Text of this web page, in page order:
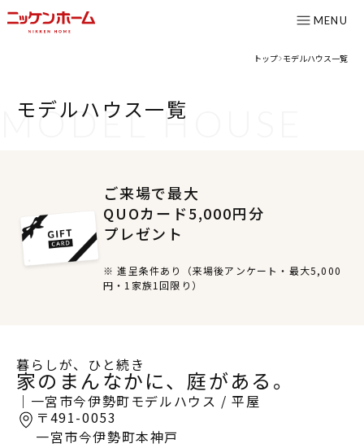
MENU
コンセプト
耐震/耐火性能
アフターメンテナンス
グレード紹介
こだわりのダイニング設計室
家づくりの流れ
INFORMATION
トップ モデルハウス一覧
モデルハウス一覧
MODEL HOUSE
ご来場で最大
QUOカード5,000円分
プレゼント
※ 進呈条件あり（来場後アンケート・最大5,000
円・1家族1回限り）
暮らしが、ひと続き
家のまんなかに、庭がある。
｜一宮市今伊勢町モデルハウス / 平屋
〒491-0053
一宮市今伊勢町本神戸